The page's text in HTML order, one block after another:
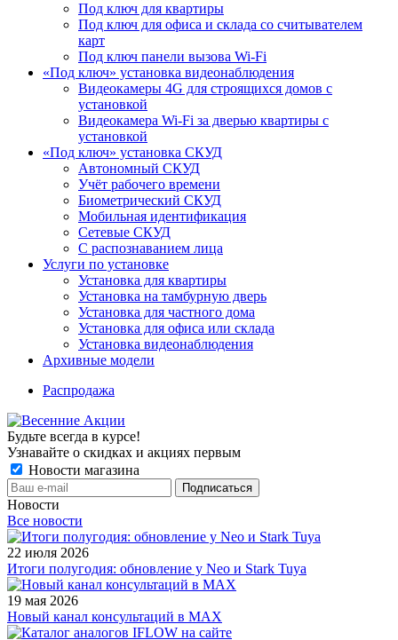
Под ключ для квартиры
Под ключ для офиса и склада со считывателем
карт
Под ключ панели вызова Wi-Fi
«Под ключ» установка видеонаблюдения
Видеокамеры 4G для строящихся домов с
установкой
Видеокамера Wi-Fi за дверью квартиры с
установкой
«Под ключ» установка СКУД
Автономный СКУД
Учёт рабочего времени
Биометрический СКУД
Мобильная идентификация
Сетевые СКУД
С распознаванием лица
Услуги по установке
Установка для квартиры
Установка на тамбурную дверь
Установка для частного дома
Установка для офиса или склада
Установка видеонаблюдения
Архивные модели
Распродажа
Будьте всегда в курсе!
Узнавайте о скидках и акциях первым
Новости магазина
Новости
Все новости
22 июля 2026
Итоги полугодия: обновление у Neo и Stark Tuya
19 мая 2026
Новый канал консультаций в MAX